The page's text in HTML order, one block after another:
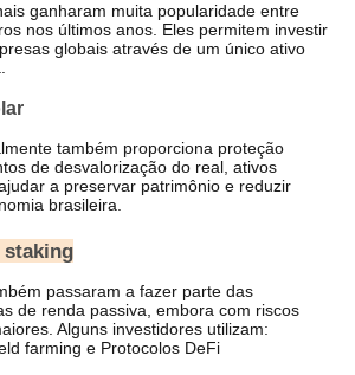
ganharam muita popularidade entre
nos últimos anos. Eles permitem investir
globais através de um único ativo
também proporciona proteção
de desvalorização do real, ativos
a preservar patrimônio e reduzir
brasileira.
staking
passaram a fazer parte das
de renda passiva, embora com riscos
Alguns investidores utilizam:
farming e Protocolos DeFi